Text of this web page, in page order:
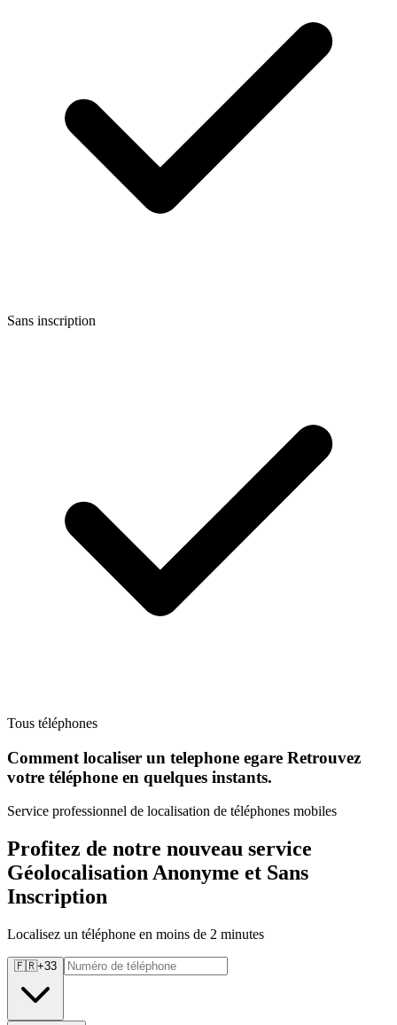
Sans inscription
Tous téléphones
Comment localiser un telephone egare Retrouvez
votre téléphone en quelques instants.
Service professionnel de localisation de téléphones mobiles
Profitez de notre nouveau service
Géolocalisation Anonyme et Sans
Inscription
Localisez un téléphone en moins de 2 minutes
🇫🇷+33